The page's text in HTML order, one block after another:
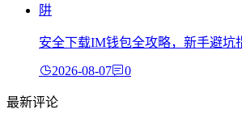
安全下载IM钱包全攻略，新手避坑
2026-08-07 0
最新评论